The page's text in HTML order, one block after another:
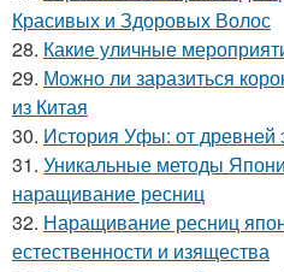
Красивых и Здоровых Волос
28. Какие уличные
29. Можно ли заразиться
из Китая
30. История Уфы: от древней
31. Уникальные методы
наращивание ресниц
32. Наращивание ресниц
естественности и изящества